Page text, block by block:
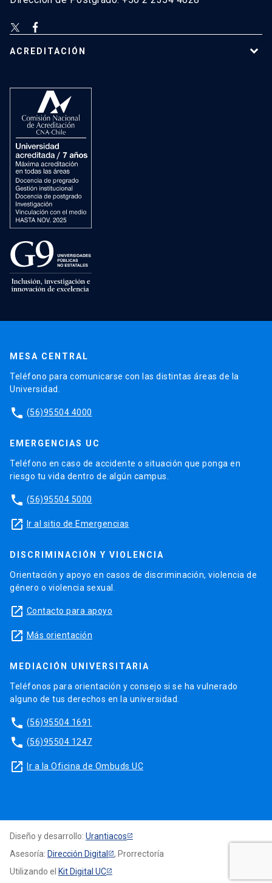
ACREDITACIÓN
MESA CENTRAL
Teléfono para comunicarse con las distintas áreas de la
Universidad.
phone (56)95504 4000
EMERGENCIAS UC
Teléfono en caso de accidente o situación que ponga en
riesgo tu vida dentro de algún campus.
phone (56)95504 5000
launch Ir al sitio de Emergencias
DISCRIMINACIÓN Y VIOLENCIA
Orientación y apoyo en casos de discriminación, violencia de
género o violencia sexual.
launch Contacto para apoyo
launch Más orientación
MEDIACIÓN UNIVERSITARIA
Teléfonos para orientación y consejo si se ha vulnerado
alguno de tus derechos en la universidad.
phone (56)95504 1691
phone (56)95504 1247
launch Ir a la Oficina de Ombuds UC
Diseño y desarrollo: Urantiacos
Asesoría: Dirección Digital
, Prorrectoría
Utilizando el Kit Digital UC